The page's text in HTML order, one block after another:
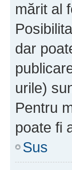
mărit al
dar
urile)
Pentru
poate fi
Sus